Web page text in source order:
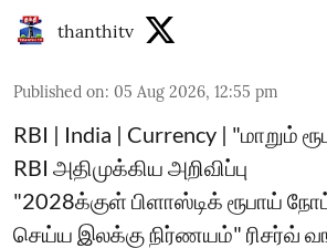
thanthitv
Published on: 05 Aug 2026, 12:55 pm
RBI | India | Currency | "மாறும்
RBI அதிமுக்கிய அறிவிப்பு
"2028க்குள் பிளாஸ்டிக் ரூபாய்
செய்ய இலக்கு நிர்ணயம்" ரிசர்வ்